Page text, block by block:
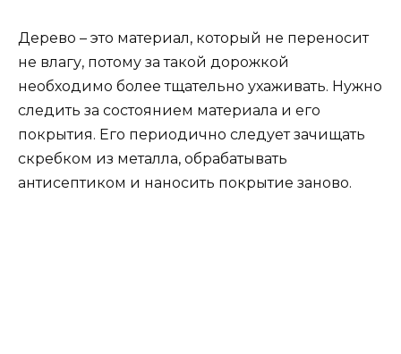
Дерево – это материал, который не переносит
не влагу, потому за такой дорожкой
необходимо более тщательно ухаживать. Нужно
следить за состоянием материала и его
покрытия. Его периодично следует зачищать
скребком из металла, обрабатывать
антисептиком и наносить покрытие заново.